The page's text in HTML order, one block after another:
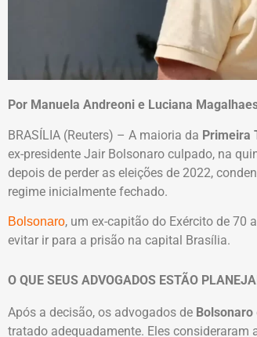
Por Manuela Andreoni e Luciana
BRASÍLIA (Reuters) – A maioria da Primeira
ex-presidente Jair Bolsonaro culpado, na
depois de perder as eleições de 2022,
regime inicialmente fechado.
Bolsonaro, um ex-capitão do Exército de 70
evitar ir para a prisão na capital Brasília.
O QUE SEUS ADVOGADOS ESTÃO
Após a decisão, os advogados de Bolsonaro
tratado adequadamente. Eles consideraram